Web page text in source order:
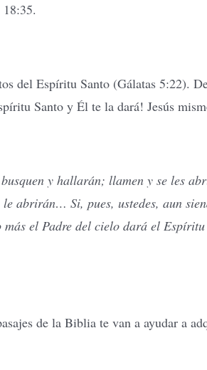
18:35.
del Espíritu Santo (Gálatas 5:22).
Santo y Él te la dará! Jesús
y hallarán; llamen y se les
abrirán… Si, pues, ustedes, aun
más el Padre del cielo dará el
de la Biblia te van a ayudar a